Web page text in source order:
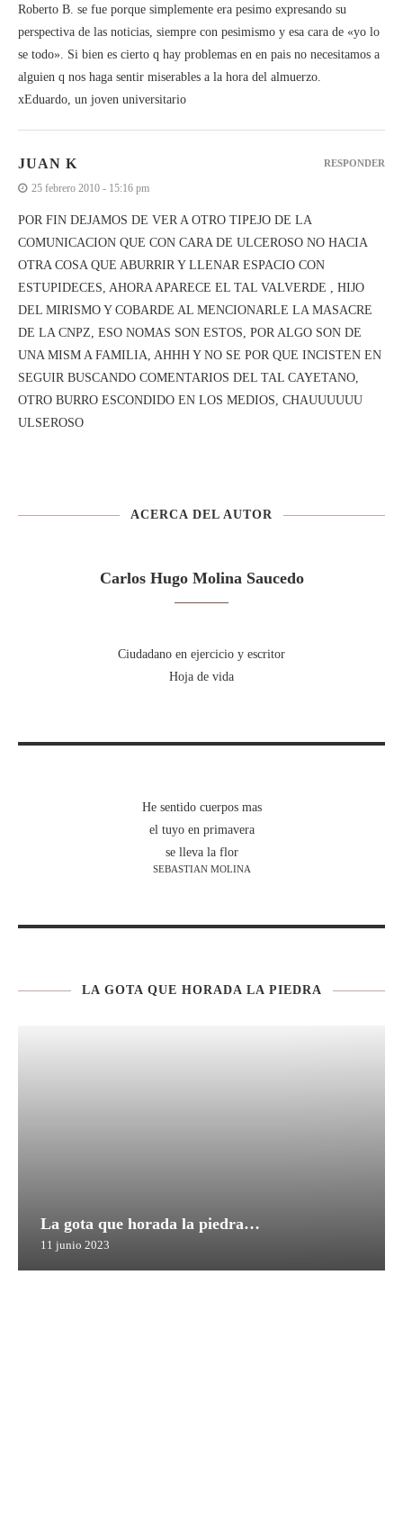
Roberto B. se fue porque simplemente era pesimo expresando su
perspectiva de las noticias, siempre con pesimismo y esa cara de «yo lo
se todo». Si bien es cierto q hay problemas en en pais no necesitamos a
alguien q nos haga sentir miserables a la hora del almuerzo.
xEduardo, un joven universitario
JUAN K
25 febrero 2010 - 15:16 pm
POR FIN DEJAMOS DE VER A OTRO TIPEJO DE LA
COMUNICACION QUE CON CARA DE ULCEROSO NO HACIA
OTRA COSA QUE ABURRIR Y LLENAR ESPACIO CON
ESTUPIDECES, AHORA APARECE EL TAL VALVERDE , HIJO
DEL MIRISMO Y COBARDE AL MENCIONARLE LA MASACRE
DE LA CNPZ, ESO NOMAS SON ESTOS, POR ALGO SON DE
UNA MISM A FAMILIA, AHHH Y NO SE POR QUE INCISTEN EN
SEGUIR BUSCANDO COMENTARIOS DEL TAL CAYETANO,
OTRO BURRO ESCONDIDO EN LOS MEDIOS, CHAUUUUUU
ULSEROSO
RESPONDER
ACERCA DEL AUTOR
Carlos Hugo Molina Saucedo
Ciudadano en ejercicio y escritor
Hoja de vida
He sentido cuerpos mas
el tuyo en primavera
se lleva la flor
SEBASTIAN MOLINA
LA GOTA QUE HORADA LA PIEDRA
La gota que horada la piedra…
11 junio 2023